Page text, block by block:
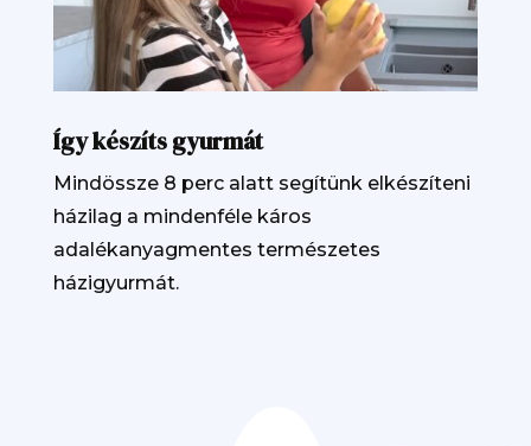
Így készíts gyurmát
Mindössze 8 perc alatt segítünk elkészíteni
házilag a mindenféle káros
adalékanyagmentes természetes
házigyurmát.